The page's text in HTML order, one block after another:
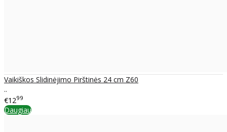
Vaikiškos Slidinėjimo Pirštinės 24 cm Z60
..
€1299
Daugiau